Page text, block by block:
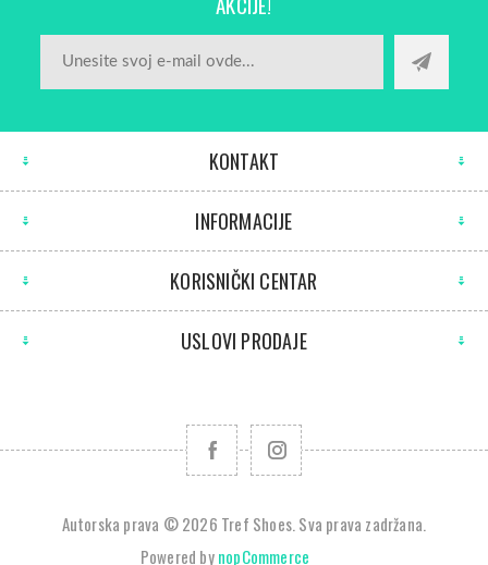
KONTAKT
INFORMACIJE
KORISNIČKI CENTAR
USLOVI PRODAJE
Autorska prava © 2026 Tref Shoes. Sva prava zadržana.
Powered bynopCommerce